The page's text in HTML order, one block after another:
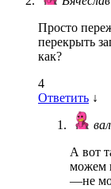
Просто
перекрыть
как?
4
Ответить ↓
А вот
можем
—не